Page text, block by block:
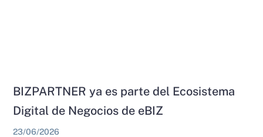
BIZPARTNER ya es parte del Ecosistema
Digital de Negocios de eBIZ
23/06/2026